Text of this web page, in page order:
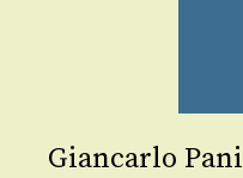
Giancarlo Pani